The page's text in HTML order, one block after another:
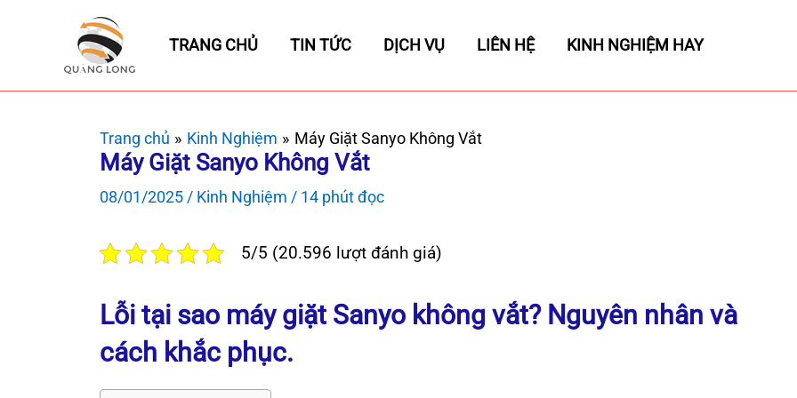
TRANG CHỦ TIN TỨC DỊCH VỤ LIÊN HỆ KINH NGHIỆM HAY
Trang chủ Kinh Nghiệm Máy Giặt Sanyo Không Vắt
Máy Giặt Sanyo Không Vắt
08/01/2025 / Kinh Nghiệm / 14 phút đọc
5/5 (20.596 lượt đánh giá)
Lỗi tại sao máy giặt Sanyo không vắt? Nguyên nhân và
cách khắc phục.